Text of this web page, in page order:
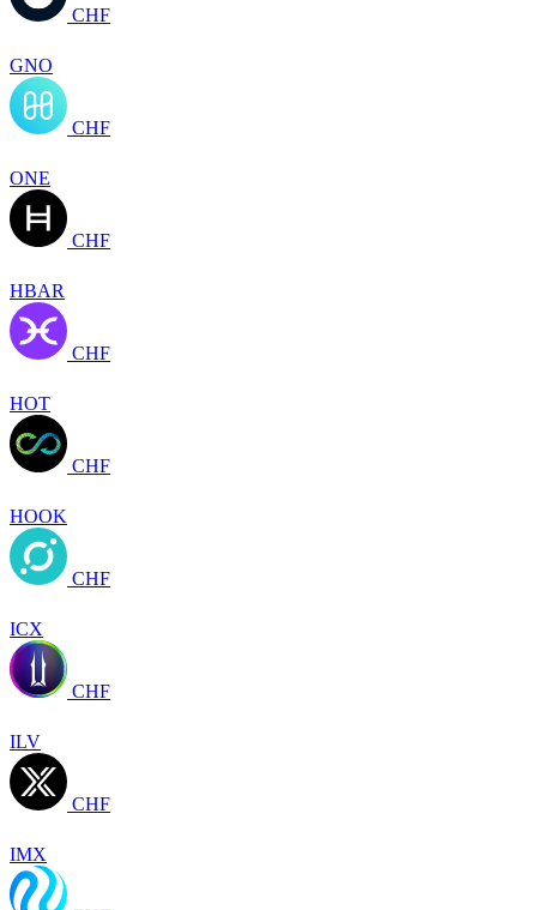
CHF
GNO
CHF
ONE
CHF
HBAR
CHF
HOT
CHF
HOOK
CHF
ICX
CHF
ILV
CHF
IMX